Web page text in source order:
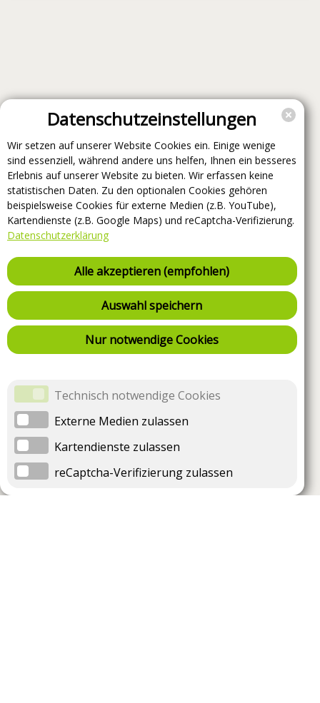
Datenschutzeinstellungen
Wir setzen auf unserer Website Cookies ein. Einige wenige
sind essenziell, während andere uns helfen, Ihnen ein besseres
Erlebnis auf unserer Website zu bieten. Wir erfassen keine
statistischen Daten. Zu den optionalen Cookies gehören
beispielsweise Cookies für externe Medien (z.B. YouTube),
Kartendienste (z.B. Google Maps) und reCaptcha-Verifizierung.
Datenschutzerklärung
Alle akzeptieren (empfohlen)
Auswahl speichern
Nur notwendige Cookies
Technisch notwendige Cookies
Externe Medien zulassen
Kartendienste zulassen
reCaptcha-Verifizierung zulassen